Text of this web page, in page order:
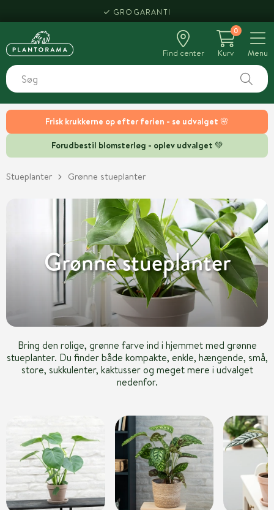
Frisk krukkerne op efter ferien - se udvalget 🌸
Forudbestil blomsterløg - oplev udvalget 💚
HENT SAMME DAG
Find center
0
Kurv
Menu
Stueplanter Grønne stueplanter
Grønne stueplanter
Bring den rolige, grønne farve ind i hjemmet med grønne
stueplanter. Du finder både kompakte, enkle, hængende, små,
store, sukkulenter, kaktusser og meget mere i udvalget
nedenfor.